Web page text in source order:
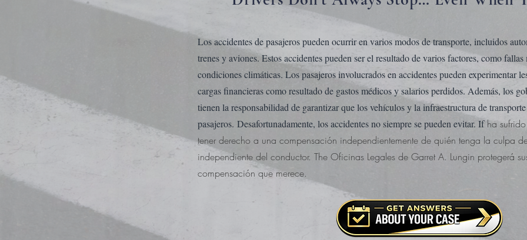
Los accidentes de pasajeros pueden ocurrir en varios modos de transporte, incluidos
trenes y aviones. Estos accidentes pueden ser el resultado de varios factores, como
condiciones climáticas. Los pasajeros involucrados en accidentes pueden experimentar
cargas financieras como resultado de gastos médicos y salarios perdidos. Además, los
tienen la responsabilidad de garantizar que los vehículos y la infraestructura de
pasajeros. Desafortunadamente, los accidentes no siempre se pueden evitar. Ifha
tener derecho a una compensación independientemente de quién tenga la culpa
independiente del conductor. The Oficinas Legales de Garret A. Lungin protegerá
compensación que merece.